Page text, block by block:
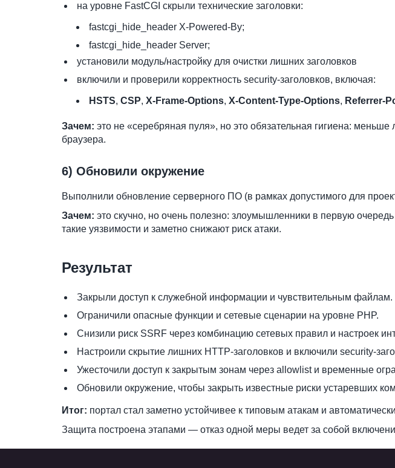
на уровне FastCGI скрыли технические заголовки:
fastcgi_hide_header X-Powered-By;
fastcgi_hide_header Server;
установили модуль/настройку для очистки лишних заголовков
включили и проверили корректность security-заголовков, включая:
HSTS, CSP, X-Frame-Options, X-Content-Type-Options, Referrer-
Зачем: это не «серебряная пуля», но это обязательная гигиена:
браузера.
6) Обновили окружение
Выполнили обновление серверного ПО (в рамках допустимого для
Зачем: это скучно, но очень полезно: злоумышленники в первую
такие уязвимости и заметно снижают риск атаки.
Результат
Закрыли доступ к служебной информации и чувствительным файлам.
Ограничили опасные функции и сетевые сценарии на уровне PHP.
Снизили риск SSRF через комбинацию сетевых правил и настроек
Настроили скрытие лишних HTTP-заголовков и включили security-
Ужесточили доступ к закрытым зонам через allowlist и временные
Обновили окружение, чтобы закрыть известные риски устаревших
Итог: портал стал заметно устойчивее к типовым атакам и
Защита построена этапами — отказ одной меры ведет за собой